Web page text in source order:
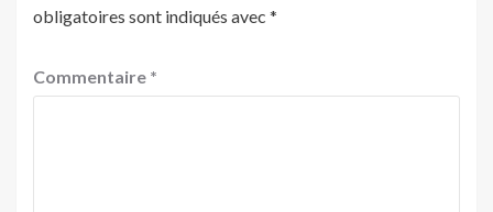
obligatoires sont indiqués avec *
Commentaire *